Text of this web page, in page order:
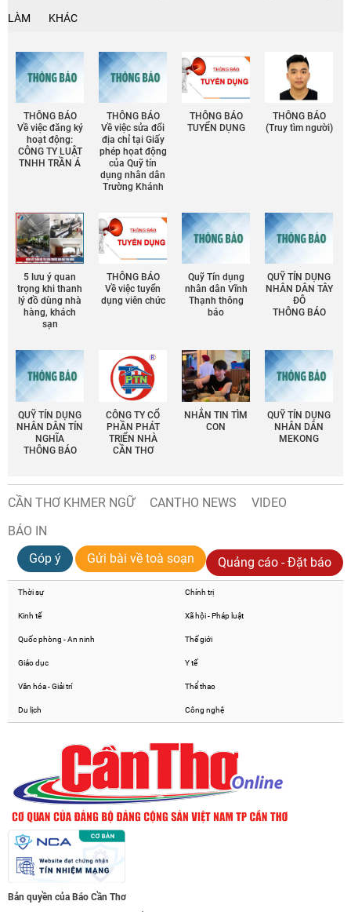
LÀM KHÁC
THÔNG BÁO
Về việc đăng ký
hoạt động:
CÔNG TY LUẬT
TNHH TRẦN Á
THÔNG BÁO
Về việc sửa đổi
địa chỉ tại Giấy
phép họat động
của Quỹ tín
dụng nhân dân
Trường Khánh
THÔNG BÁO
TUYỂN DỤNG
THÔNG BÁO
(Truy tìm người)
5 lưu ý quan
trọng khi thanh
lý đồ dùng nhà
hàng, khách
sạn
THÔNG BÁO
Về việc tuyển
dụng viên chức
Quỹ Tín dụng
nhân dân Vĩnh
Thạnh thông
báo
QUỸ TÍN DỤNG
NHÂN DÂN TÂY
ĐÔ
THÔNG BÁO
QUỸ TÍN DỤNG
NHÂN DÂN TÍN
NGHĨA
THÔNG BÁO
CÔNG TY CỔ
PHẦN PHÁT
TRIỂN NHÀ
CẦN THƠ
NHẮN TIN TÌM
CON
QUỸ TÍN DỤNG
NHÂN DÂN
MEKONG
CẦN THƠ KHMER NGỮ CANTHO NEWS
VIDEO
BÁO IN
Góp ý
Gửi bài về toà soạn Quảng cáo - Đặt báo
Thời sự Chính trị
Kinh tế Xã hội - Pháp luật
Quốc phòng - An ninh Thế giới
Giáo dục Y tế
Văn hóa - Giải trí Thể thao
Du lịch Công nghệ
Bản quyền của Báo Cần Thơ